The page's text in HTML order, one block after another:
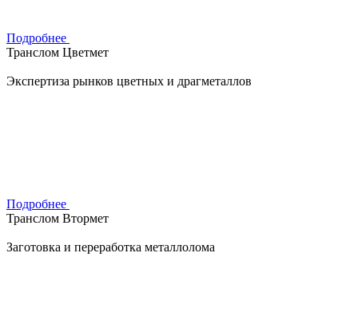
Подробнее
Транслом Цветмет
Экспертиза рынков цветных и драгметаллов
Подробнее
Транслом Втормет
Заготовка и переработка металлолома